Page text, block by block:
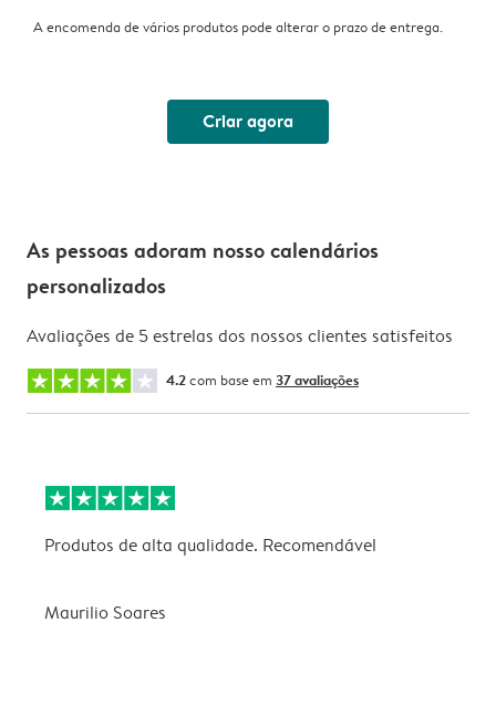
A encomenda de vários produtos pode alterar o prazo de entrega.
Criar agora
As pessoas adoram nosso calendários
personalizados
Avaliações de 5 estrelas dos nossos clientes satisfeitos
4.2com base em 37 avaliações
Produtos de alta qualidade. Recomendável
Maurilio Soares